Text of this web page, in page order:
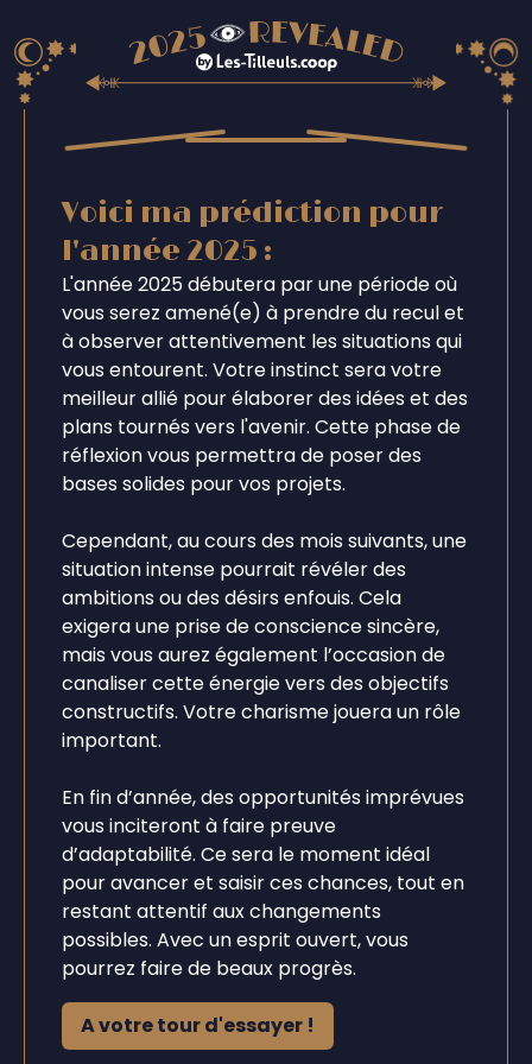
Voici ma prédiction pour
l'année 2025 :
L'année 2025 débutera par une période où
vous serez amené(e) à prendre du recul et
à observer attentivement les situations qui
vous entourent. Votre instinct sera votre
meilleur allié pour élaborer des idées et des
plans tournés vers l'avenir. Cette phase de
réflexion vous permettra de poser des
bases solides pour vos projets.
Cependant, au cours des mois suivants, une
situation intense pourrait révéler des
ambitions ou des désirs enfouis. Cela
exigera une prise de conscience sincère,
mais vous aurez également l’occasion de
canaliser cette énergie vers des objectifs
constructifs. Votre charisme jouera un rôle
important.
En fin d’année, des opportunités imprévues
vous inciteront à faire preuve
d’adaptabilité. Ce sera le moment idéal
pour avancer et saisir ces chances, tout en
restant attentif aux changements
possibles. Avec un esprit ouvert, vous
pourrez faire de beaux progrès.
A votre tour d'essayer !